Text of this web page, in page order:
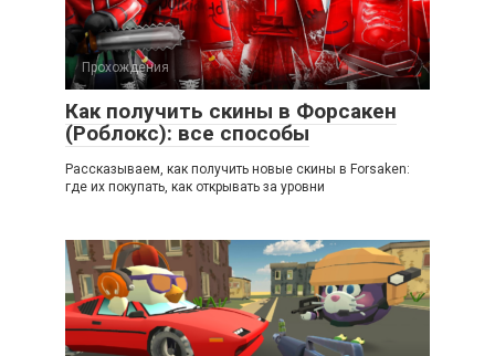
Прохождения
Как получить скины в Форсакен
(Роблокс): все способы
Рассказываем, как получить новые скины в Forsaken:
где их покупать, как открывать за уровни